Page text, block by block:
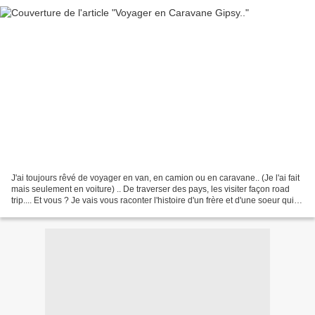
J'ai toujours rêvé de voyager en van, en camion ou en caravane.. (Je l'ai fait
mais seulement en voiture) .. De traverser des pays, les visiter façon road
trip.... Et vous ? Je vais vous raconter l'histoire d'un frère et d'une soeur qui